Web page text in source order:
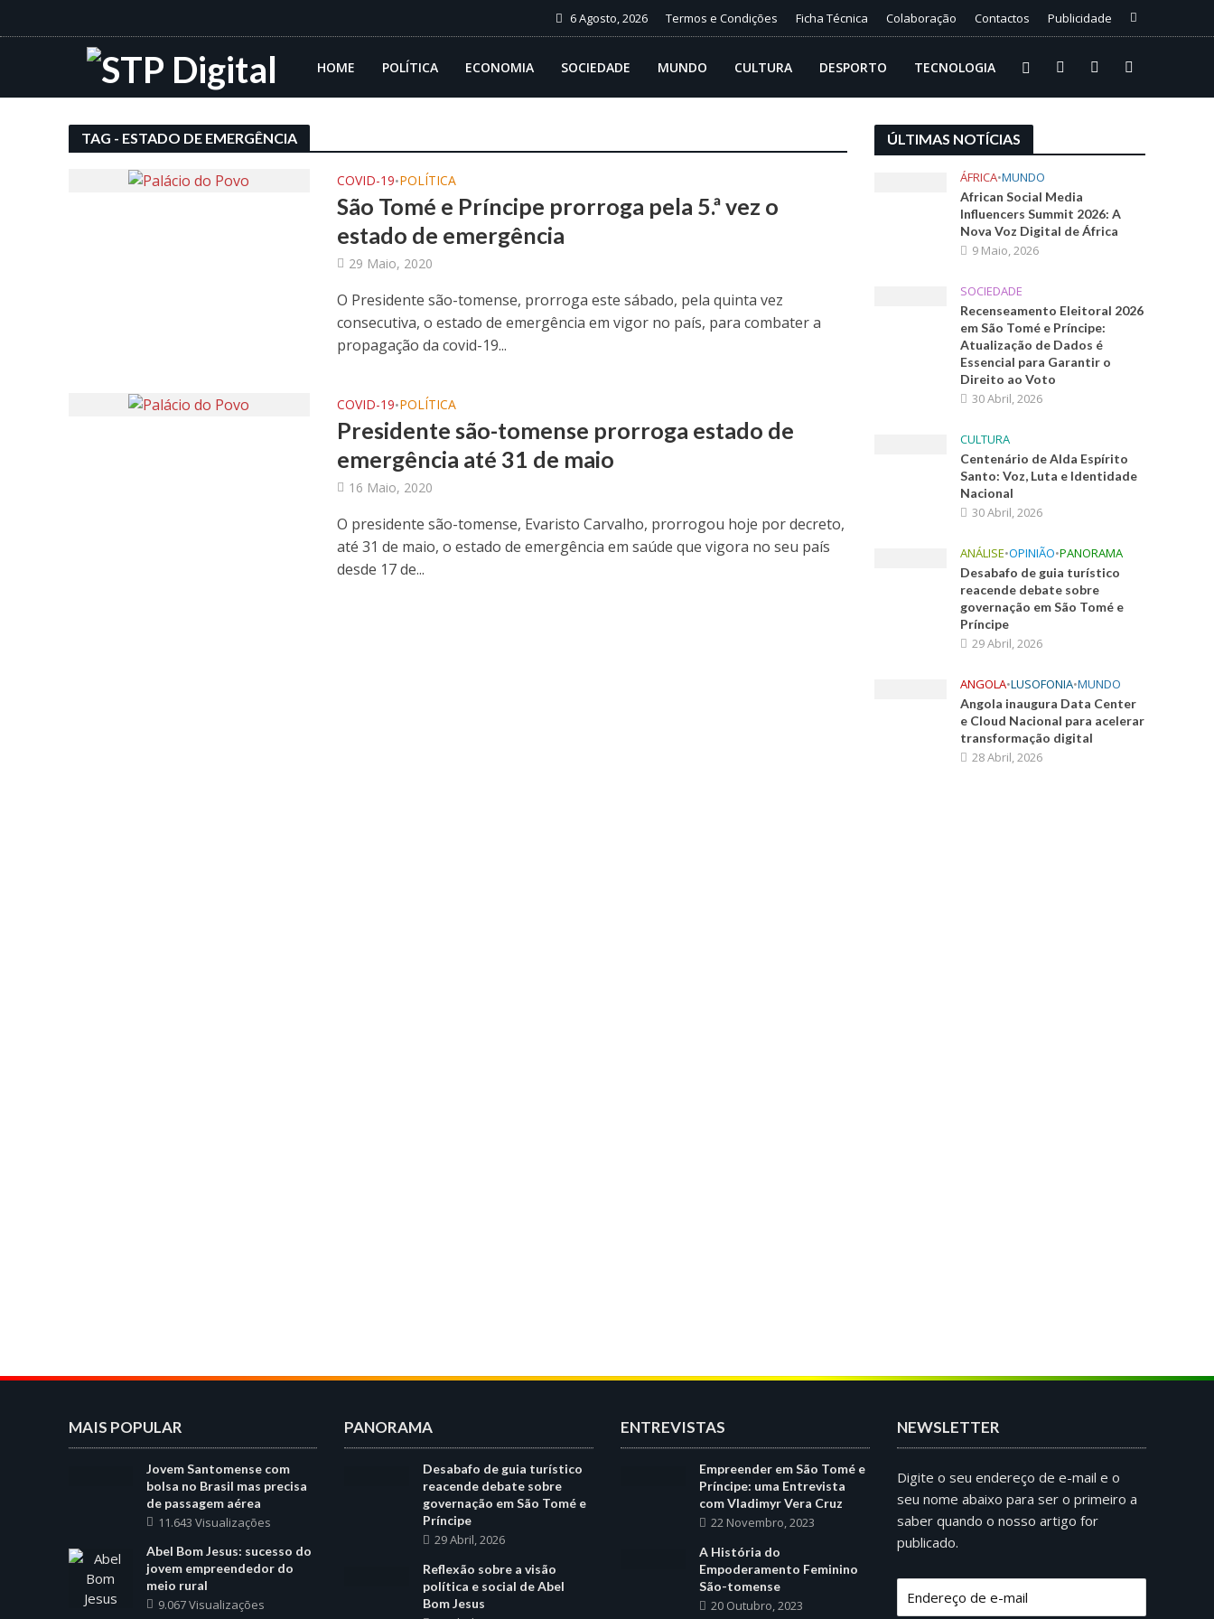
6 Agosto, 2026 Termos e Condições Ficha Técnica Colaboração Contactos Publicidade
HOME POLÍTICA ECONOMIA SOCIEDADE MUNDO CULTURA DESPORTO TECNOLOGIA
TAG - ESTADO DE EMERGÊNCIA
COVID-19•POLÍTICA
São Tomé e Príncipe prorroga pela 5.ª vez o
estado de emergência
29 Maio, 2020
O Presidente são-tomense, prorroga este sábado, pela quinta vez
consecutiva, o estado de emergência em vigor no país, para combater a
propagação da covid-19...
COVID-19•POLÍTICA
Presidente são-tomense prorroga estado de
emergência até 31 de maio
16 Maio, 2020
O presidente são-tomense, Evaristo Carvalho, prorrogou hoje por decreto,
até 31 de maio, o estado de emergência em saúde que vigora no seu país
desde 17 de...
ÚLTIMAS NOTÍCIAS
ÁFRICA•MUNDO
African Social Media
Influencers Summit 2026: A
Nova Voz Digital de África
9 Maio, 2026
SOCIEDADE
Recenseamento Eleitoral 2026
em São Tomé e Príncipe:
Atualização de Dados é
Essencial para Garantir o
Direito ao Voto
30 Abril, 2026
CULTURA
Centenário de Alda Espírito
Santo: Voz, Luta e Identidade
Nacional
30 Abril, 2026
ANÁLISE•OPINIÃO•PANORAMA
Desabafo de guia turístico
reacende debate sobre
governação em São Tomé e
Príncipe
29 Abril, 2026
ANGOLA•LUSOFONIA•MUNDO
Angola inaugura Data Center
e Cloud Nacional para acelerar
transformação digital
28 Abril, 2026
MAIS POPULAR
Jovem Santomense com
bolsa no Brasil mas precisa
de passagem aérea
11.643 Visualizações
Abel Bom Jesus: sucesso do
jovem empreendedor do
meio rural
9.067 Visualizações
PANORAMA
Desabafo de guia turístico
reacende debate sobre
governação em São Tomé e
Príncipe
29 Abril, 2026
Reflexão sobre a visão
política e social de Abel
Bom Jesus
ENTREVISTAS
Empreender em São Tomé e
Príncipe: uma Entrevista
com Vladimyr Vera Cruz
22 Novembro, 2023
A História do
Empoderamento Feminino
São-tomense
20 Outubro, 2023
NEWSLETTER
Digite o seu endereço de e-mail e o
seu nome abaixo para ser o primeiro a
saber quando o nosso artigo for
publicado.